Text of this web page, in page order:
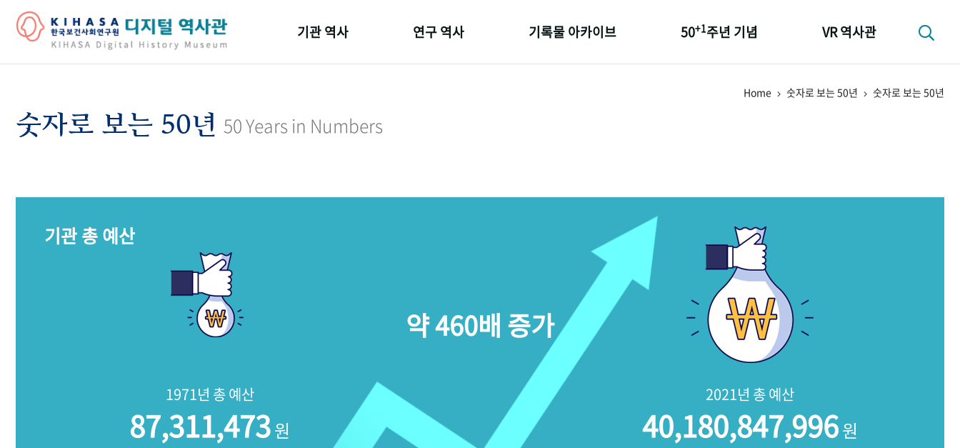
기관 역사 연구 역사 기록물 아카이브 50+1주년 기념 VR 역사관
Home 숫자로 보는 50년 숫자로 보는 50년
숫자로 보는 50년 50 Years in Numbers
기관 총 예산
1971년 총 예산
87,311,473원
2021년 총 예산
40,180,847,996원
약 460배 증가